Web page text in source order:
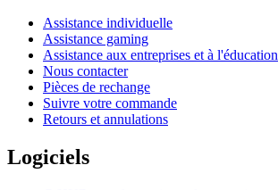
Assistance individuelle
Assistance gaming
Assistance aux entreprises et à l'éducation
Nous contacter
Pièces de rechange
Suivre votre commande
Retours et annulations
Logiciels